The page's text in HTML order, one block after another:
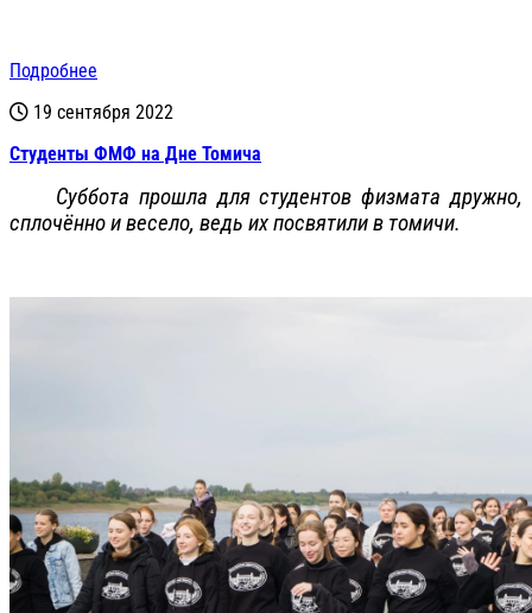
Подробнее
19 сентября 2022
Студенты ФМФ на Дне Томича
Суббота прошла для студентов физмата дружно,
сплочённо и весело, ведь их посвятили в томичи.